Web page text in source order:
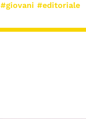
#giovani #editoriale